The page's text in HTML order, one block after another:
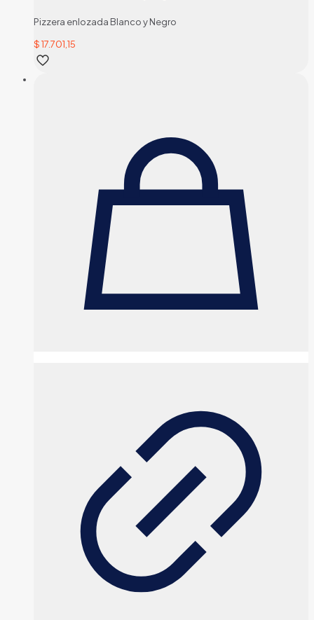
Pizzera enlozada Blanco y Negro
$17.701,15